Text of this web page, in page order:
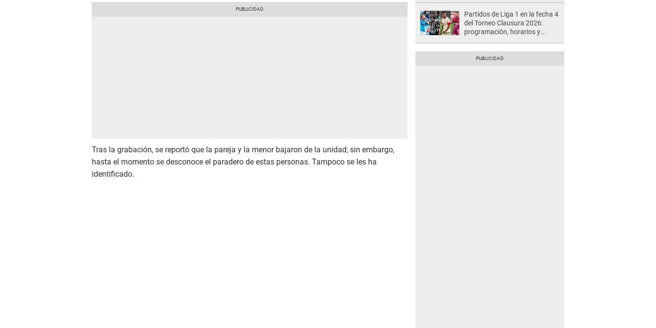
Tras la grabación, se reportó que la pareja y la menor bajaron de la unidad; sin embargo,
hasta el momento se desconoce el paradero de estas personas. Tampoco se les ha
identificado.
Partidos de Liga 1 en la fecha 4
del Torneo Clausura 2026:
programación, horarios y